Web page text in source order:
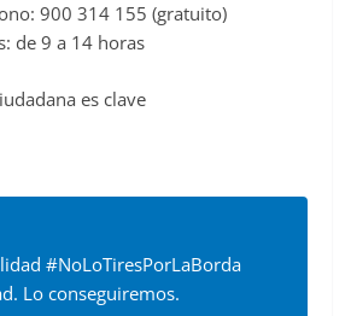
900 314 155 (gratuito)
de 9 a 14 horas
es clave
#NoLoTiresPorLaBorda
Lo conseguiremos.